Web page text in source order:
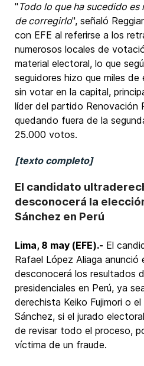
" Todo lo que ha sucedido
de corregirlo", señaló
con EFE al referirse a los
numerosos locales de
material electoral, lo que
seguidores hizo que miles
sin votar en la capital,
líder del partido Renovación
quedando fuera de la
25.000 votos.
[texto completo]
El candidato
desconocerá la
Sánchez en Perú
Lima, 8 may (EFE).- El
Rafael López Aliaga anunció
desconocerá los resultados
presidenciales en Perú, ya
derechista Keiko Fujimori o
Sánchez, si el jurado
de revisar todo el proceso,
víctima de un fraude.